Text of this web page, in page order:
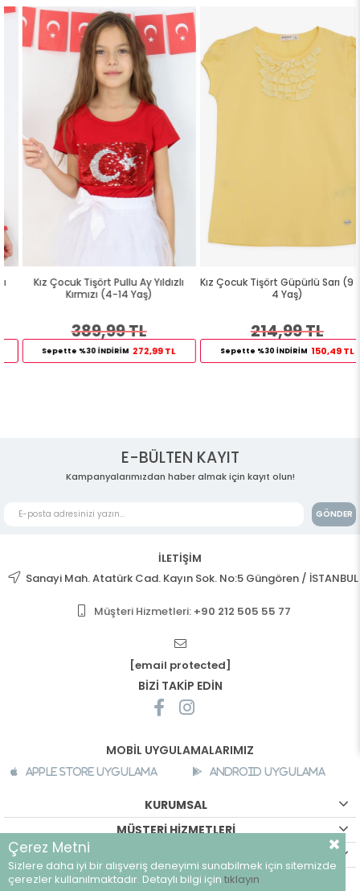
Kız Çocuk Tişört Pullu Ay Yıldızlı
Kırmızı (4-14 Yaş)
389,99 TL
Sepette %30 İNDİRİM 272,99 TL
Kız Çocuk Tişört Güpürlü Sarı (9 Ay-
4 Yaş)
214,99 TL
Sepette %30 İNDİRİM 150,49 TL
E-BÜLTEN KAYIT
Kampanyalarımızdan haber almak için kayıt olun!
GÖNDER
İLETİŞİM
Sanayi Mah. Atatürk Cad. Kayın Sok. No:5 Güngören / İSTANBUL
Müşteri Hizmetleri: +90 212 505 55 77
[email protected]
BİZİ TAKİP EDİN
MOBİL UYGULAMALARIMIZ
Apple Store Uygulama Android Uygulama
KURUMSAL
MÜŞTERİ HİZMETLERİ
©breeze.com.tr - Tüm hakları saklıdır.
Çerez Metni
Sizlere daha iyi bir alışveriş deneyimi sunabilmek için sitemizde
çerezler kullanılmaktadır. Detaylı bilgi için tıklayın